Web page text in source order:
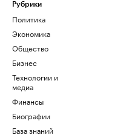
Рубрики
Политика
Экономика
Общество
Бизнес
Технологии и
медиа
Финансы
Биографии
База знаний